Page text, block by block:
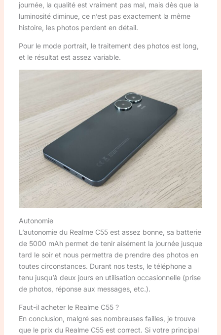
journée, la qualité est vraiment pas mal, mais dès que la
luminosité diminue, ce n’est pas exactement la même
histoire, les photos perdent en détail.
Pour le mode portrait, le traitement des photos est long,
et le résultat est assez variable.
Autonomie
L’autonomie du Realme C55 est assez bonne, sa batterie
de 5000 mAh permet de tenir aisément la journée jusque
tard le soir et nous permettra de prendre des photos en
toutes circonstances. Durant nos tests, le téléphone a
tenu jusqu’à deux jours en utilisation occasionnelle (prise
de photos, réponse aux messages, etc.).
Faut-il acheter le Realme C55 ?
En conclusion, malgré ses nombreuses failles, je trouve
que le prix du Realme C55 est correct. Si votre principal